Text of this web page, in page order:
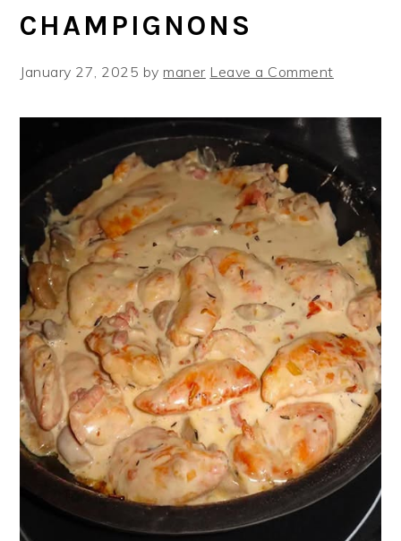
CHAMPIGNONS
January 27, 2025 bymaner Leave a Comment